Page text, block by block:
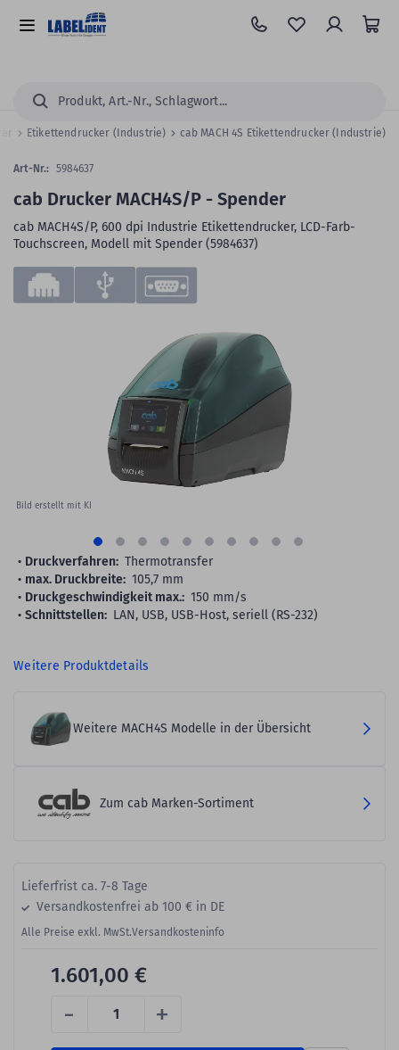
Hauptinhalt
springen
Alle
Suchen...
Etikettendrucker (Industrie) cab MACH 4S Etikettendrucker (Industrie)
Ende
der
Bild erstellt mit KI
Skip
the
cab Drucker MACH4S/P - Spender
cab MACH4S/P, 600 dpi Industrie Etikettendrucker, LCD-Farb-
Touchscreen, Modell mit Spender (5984637)
Art-Nr.: 5984637
Druckverfahren: Thermotransfer
max. Druckbreite: 105,7 mm
Druckgeschwindigkeit max.: 150 mm/s
Schnittstellen: LAN, USB, USB-Host, seriell (RS-232)
Weitere Produktdetails
Weitere MACH4S Modelle in der Übersicht
Zum cab Marken-Sortiment
Lieferfrist ca. 7-8 Tage
Versandkostenfrei ab 100 € in DE
Alle Preise exkl. MwSt.Versandkosteninfo
- +
1.601,00 €